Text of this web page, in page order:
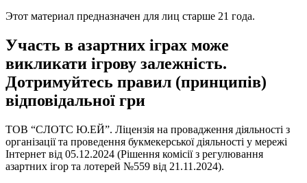
Этот материал предназначен для лиц старше 21 года.
Участь в азартних іграх може
викликати ігрову залежність.
Дотримуйтесь правил (принципів)
відповідальної гри
ТОВ “СЛОТС Ю.ЕЙ”. Ліцензія на провадження діяльності з
організації та проведення букмекерської діяльності у мережі
Інтернет від 05.12.2024 (Рішення комісії з регулювання
азартних ігор та лотерей №559 від 21.11.2024).